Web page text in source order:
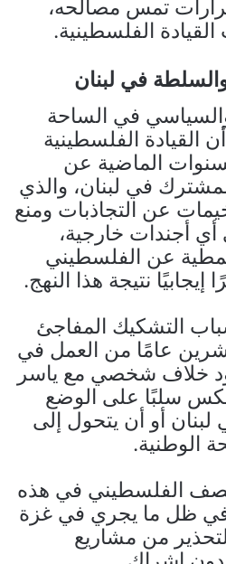
تمس مصالحه،
الفلسطينية.
في لبنان
والسياسي في الساحة
القيادة الفلسطينية
الماضية عن
في لبنان، والذي
عن التجاذبات ومنع
أجندات خارجية،
عن الفلسطيني
نتيجة هذا النهج.
التشكيك المفاجئ
عامًا من العمل في
خلاف شخصي مع ياسر
سلبًا على الوضع
أو أن يتحول إلى
الوطنية.
الفلسطيني في هذه
في ظل ما يجري في غزة
من مشاريع